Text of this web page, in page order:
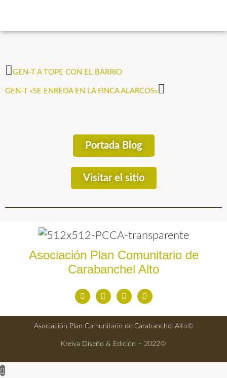
GEN-T A TOPE CON EL BARRIO
GEN-T «SE ENREDA EN LA FINCA ALARCOS»
Portada Blog
Visitar el sitio
Asociación Plan Comunitario de
Carabanchel Alto
Asociación Plan Comunitario de Carabanchel Alto©
Kreiva Diseño & Edición – 2022©